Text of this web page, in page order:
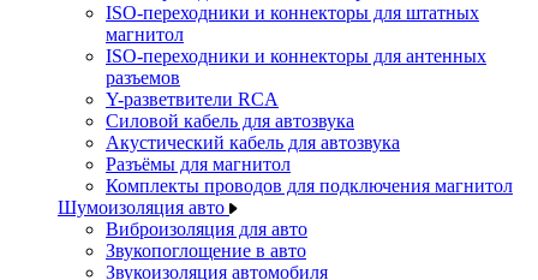
ISO-переходники и коннекторы для штатных
магнитол
ISO-переходники и коннекторы для антенных
разъемов
Y-разветвители RCA
Силовой кабель для автозвука
Акустический кабель для автозвука
Разъёмы для магнитол
Комплекты проводов для подключения магнитол
Шумоизоляция авто
Виброизоляция для авто
Звукопоглощение в авто
Звукоизоляция автомобиля